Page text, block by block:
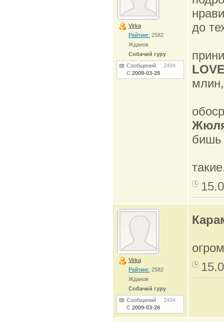
Virka
Рейтинг: 2582
Жданов
Собачий гуру
Сообщений 2494
С 2009-03-28
до
бишь
Virka
Рейтинг: 2582
Жданов
Собачий гуру
Сообщений 2494
С 2009-03-28